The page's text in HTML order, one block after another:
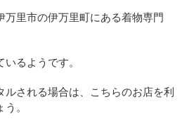
万里市の伊万里町にある着物専門
るようです。
ルされる場合は、こちらのお店を利
。